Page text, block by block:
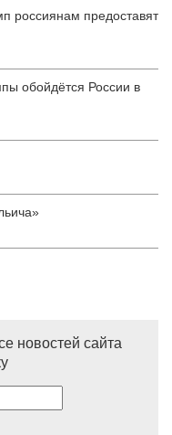
россиянам предоставят
обойдётся России в
новостей сайта